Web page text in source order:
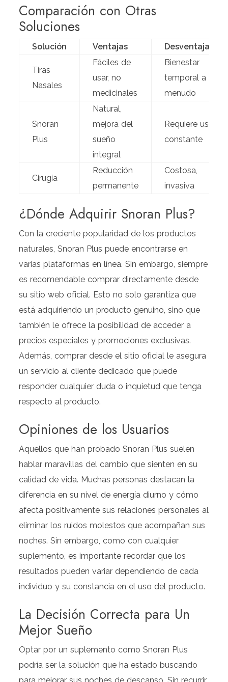
Comparación con Otras
Soluciones
Solución Ventajas Desventajas
Tiras
Nasales
Fáciles de
usar, no
medicinales
Bienestar
temporal a
menudo
Snoran
Plus
Natural,
mejora del
sueño
integral
Requiere uso
constante
Cirugía
Reducción
permanente
Costosa,
invasiva
¿Dónde Adquirir Snoran Plus?
Con la creciente popularidad de los productos
naturales, Snoran Plus puede encontrarse en
varias plataformas en línea. Sin embargo, siempre
es recomendable comprar directamente desde
su sitio web oficial. Esto no solo garantiza que
está adquiriendo un producto genuino, sino que
también le ofrece la posibilidad de acceder a
precios especiales y promociones exclusivas.
Además, comprar desde el sitio oficial le asegura
un servicio al cliente dedicado que puede
responder cualquier duda o inquietud que tenga
respecto al producto.
Opiniones de los Usuarios
Aquellos que han probado Snoran Plus suelen
hablar maravillas del cambio que sienten en su
calidad de vida. Muchas personas destacan la
diferencia en su nivel de energía diurno y cómo
afecta positivamente sus relaciones personales al
eliminar los ruidos molestos que acompañan sus
noches. Sin embargo, como con cualquier
suplemento, es importante recordar que los
resultados pueden variar dependiendo de cada
individuo y su constancia en el uso del producto.
La Decisión Correcta para Un
Mejor Sueño
Optar por un suplemento como Snoran Plus
podría ser la solución que ha estado buscando